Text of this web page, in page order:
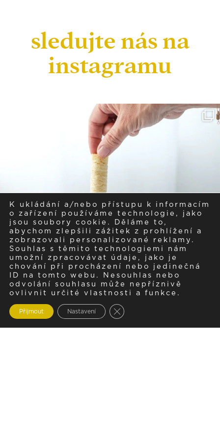
sledujte nás na
instagramu
K ukládání a/nebo přístupu k informacím
o zařízení používáme technologie, jako
jsou soubory cookie. Děláme to,
abychom zlepšili zážitek z prohlížení a
zobrazovali personalizované reklamy.
Souhlas s těmito technologiemi nám
umožní zpracovávat údaje, jako je
chování při procházení nebo jedinečná
ID na tomto webu. Nesouhlas nebo
odvolání souhlasu může nepříznivě
ovlivnit určité vlastnosti a funkce.
Přijmout Nastavení Zavřít cookie lištu GDPR